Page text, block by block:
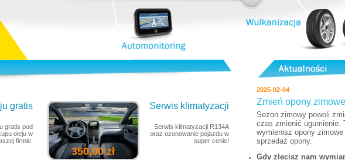
gratis
gratis pod
oleju w
firmie.
350,00 zł
Serwis klimatyzacji
Serwis klimatyzacji R134A
oraz ozonowanie pojazdu w
super cenie!
2025-02-04
Zmień opony
Sezon zimowy powoli
czas zmienić ugumienie.
wymienisz opony
sprzedaż opony.
Gdy zlecisz nam